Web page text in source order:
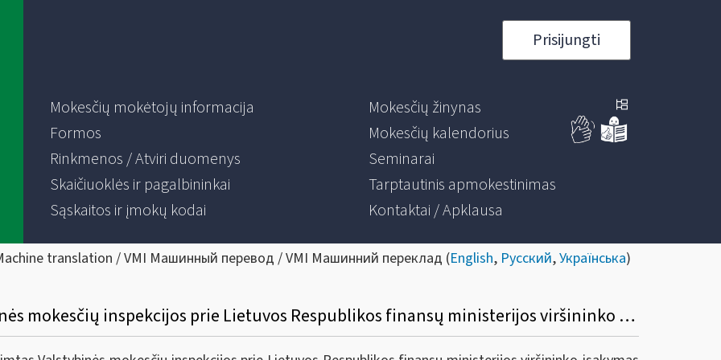
Prisijungti
Mokesčių mokėtojų informacija
Formos
Rinkmenos / Atviri duomenys
Skaičiuoklės ir pagalbininkai
Sąskaitos ir įmokų kodai
Mokesčių žinynas
Mokesčių kalendorius
Seminarai
Tarptautinis apmokestinimas
Kontaktai / Apklausa
translation / VMI Машинный перевод / VMI Машинний переклад (English, Русский,Українська)
Informacinis pranešimas dėl Valstybinės mokesčių inspekcijos prie Lietuvos Respublikos finansų ministerijos viršininko 2015 m. lapkričio 25 d. įsakymo Nr. VA-102 „Dėl informacijos, būtinos tarptautiniams bendradarbiavimo įsipareigojimams dėl automatinių informacijos apie finansines sąskaitas mainų įgyvendinti, pateikimo taisyklių patvirtinimo“ pakeitimo